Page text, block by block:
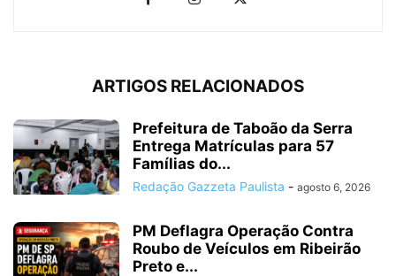
ARTIGOS RELACIONADOS
Prefeitura de Taboão da Serra
Entrega Matrículas para 57
Famílias do...
Redação Gazzeta Paulista - agosto 6, 2026
PM Deflagra Operação Contra
Roubo de Veículos em Ribeirão
Preto e...